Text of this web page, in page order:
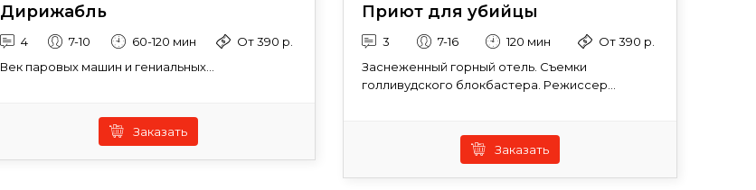
Дирижабль
4 7-10 60-120 мин
От 390 р.
Век паровых машин и гениальных...
Заказать
Приют для убийцы
3 7-16 120 мин
От 390 р.
Заснеженный горный отель. Съемки
голливудского блокбастера. Режиссер...
Заказать